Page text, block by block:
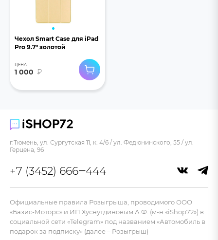
Чехол Smart Case для iPad
Pro 9.7" золотой
ЦЕНА
1 000 ₽
+7 (3452) 666‒444
г.Тюмень, ул. Сургутская 11, к. 4/6 / ул. Федюнинского, 55 / ул.
Герцена, 96
Официальные правила Розыгрыша, проводимого ООО
«Базис-Моторс» и ИП Хуснутдиновым А.Ф. (м-н «iShop72») в
социальной сети «Telegram» под названием «Автомобиль в
подарок за подписку» (далее – Розыгрыш)